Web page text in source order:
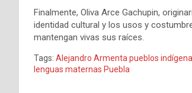
Finalmente, Oliva Arce Gachupin,
identidad cultural y los usos y
mantengan vivas sus raíces.
Tags: Alejandro Armenta pueblos
lenguas maternas Puebla